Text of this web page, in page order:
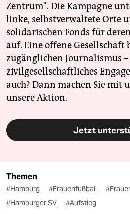
Zentrum". Die Kampagne
linke, selbstverwaltete Orte
solidarischen Fonds für
auf. Eine offene
zugänglichen Journalismus
zivilgesellschaftliches
auch? Dann machen Sie mit
unsere Aktion.
Jetzt
Themen
#Hamburg #Frauenfußball
#Hamburger SV
#Aufstieg